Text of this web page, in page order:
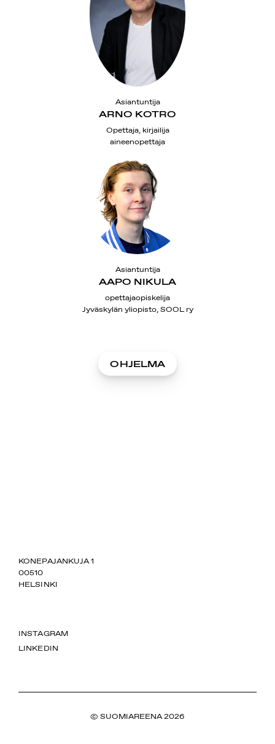
ARNO KOTRO
Asiantuntija
Opettaja, kirjailija
aineenopettaja
AAPO NIKULA
Asiantuntija
opettajaopiskelija
Jyväskylän yliopisto, SOOL ry
OHJELMA
SUOMIAREENA
KONEPAJANKUJA 1
00510
HELSINKI
INSTAGRAM
LINKEDIN
© SUOMIAREENA 2026